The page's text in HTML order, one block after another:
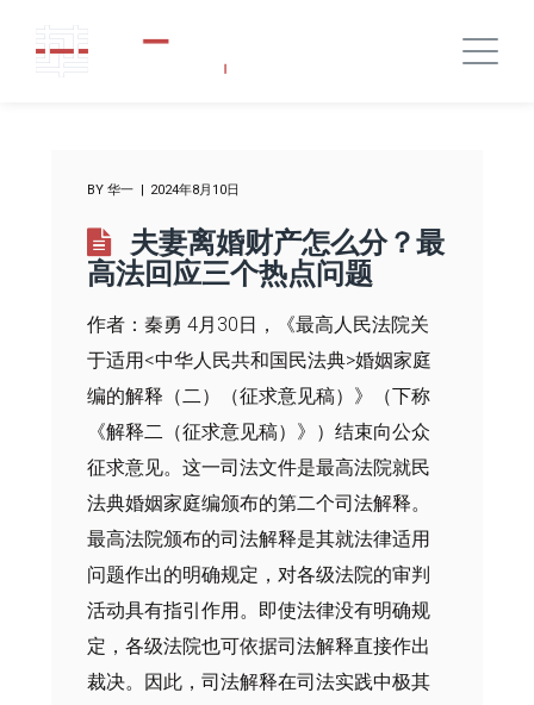
BY 华一 2024年8月10日
夫妻离婚财产怎么分？最
高法回应三个热点问题
作者：秦勇 4月30日，《最高人民法院关
于适用<中华人民共和国民法典>婚姻家庭
编的解释（二）（征求意见稿）》（下称
《解释二（征求意见稿）》）结束向公众
征求意见。这一司法文件是最高法院就民
法典婚姻家庭编颁布的第二个司法解释。
最高法院颁布的司法解释是其就法律适用
问题作出的明确规定，对各级法院的审判
活动具有指引作用。即使法律没有明确规
定，各级法院也可依据司法解释直接作出
裁决。因此，司法解释在司法实践中极其